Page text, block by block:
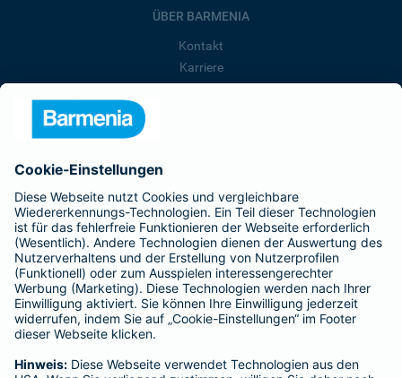
ÜBER BARMENIA
Kontakt
Karriere
Barmenia ist Teil der BarmeniaGothaer
BELIEBTE SEITEN
Kranken-Zusatzversicherung
Tierversicherungen
Haftpflichtversicherung
Hausratversicherung